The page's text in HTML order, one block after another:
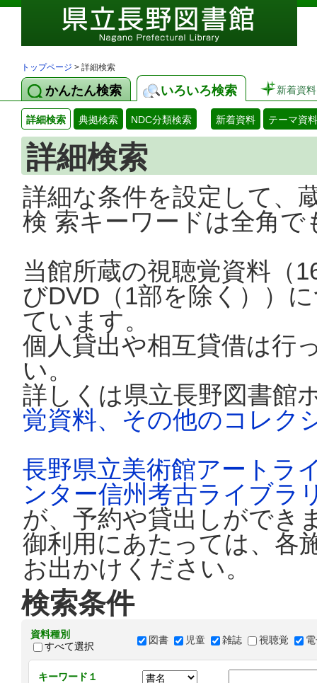
トップページ > 詳細検索
かんたん検索 いろいろ検索 新着資料
詳細検索 典拠検索 NDC分類検索 新着資料 テーマ資料
詳細検索
詳細な条件を設定して、
検 索キーワードは全角
当館所蔵の視聴覚資料（
びDVD（1部を除く））
ています。
個人貸出や相互貸借は行
い。
詳しくは県立長野図書館
覚資料、その他のコレク
長野県立美術館アートラ
ンター信州考古ライブラ
が、予約や貸出しができ
御利用にあたっては、各
お出かけください。
検索条件
資料種別
すべて選択
図書 児童 雑誌 視聴覚
キーワード１